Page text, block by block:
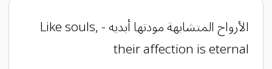
الأرواح المتشابهة مودتها أبديه - Like souls,
their affection is eternal